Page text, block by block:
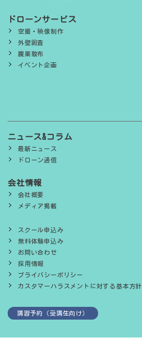
ドローンサービス
空撮・映像制作
外壁調査
農薬散布
イベント企画
ニュース&コラム
最新ニュース
ドローン通信
会社情報
会社概要
メディア掲載
スクール申込み
無料体験申込み
お問い合わせ
採用情報
プライバシーポリシー
カスタマーハラスメントに対する基本方針
講習予約（受講生向け）